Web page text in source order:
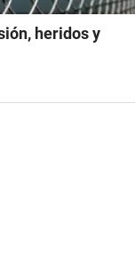
heridos y